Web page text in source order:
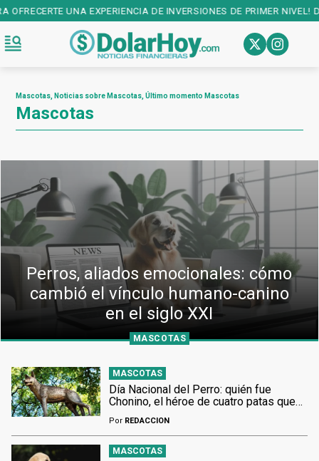
DE INVERSIONES DE PRIMER NIVEL! DESCARGALA EN: PLAY
Mascotas, Noticias sobre Mascotas, Último momento Mascotas
Mascotas
MASCOTAS
Perros, aliados emocionales: cómo
cambió el vínculo humano-canino
en el siglo XXI
MASCOTAS
Día Nacional del Perro: quién fue
Chonino, el héroe de cuatro patas que
PorREDACCION
MASCOTAS